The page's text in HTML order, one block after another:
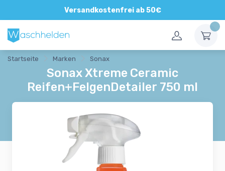
Versandkostenfrei ab 50€
Startseite Marken Sonax
Sonax Xtreme Ceramic
Reifen+FelgenDetailer 750 ml